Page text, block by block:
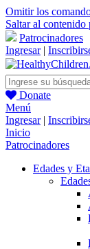
Omitir los
Saltar al contenido
Patrocinadores
Ingresar|
Donate
Menú
Ingresar|
Inicio
Patrocinadores
Edades y